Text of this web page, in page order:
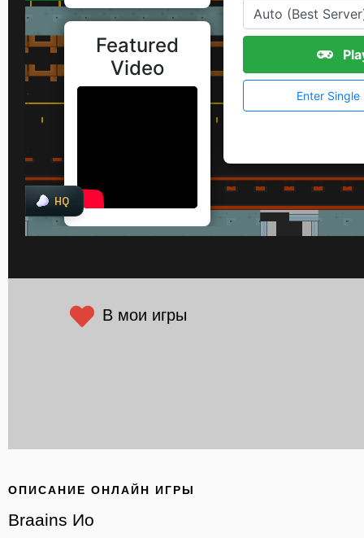
В мои игры
ОПИСАНИЕ ОНЛАЙН ИГРЫ
Braains Ио